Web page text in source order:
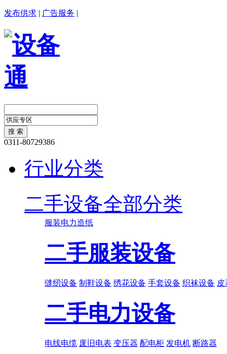
发布供求 | 广告服务 |
0311-80729386
行业分类
二手设备全部分类
服装电力造纸
二手服装设备
缝纫设备 制鞋设备 绣花设备 手套设备 织袜设备
二手电力设备
电线电缆 废旧电表 变压器 配电柜 发电机 断路器